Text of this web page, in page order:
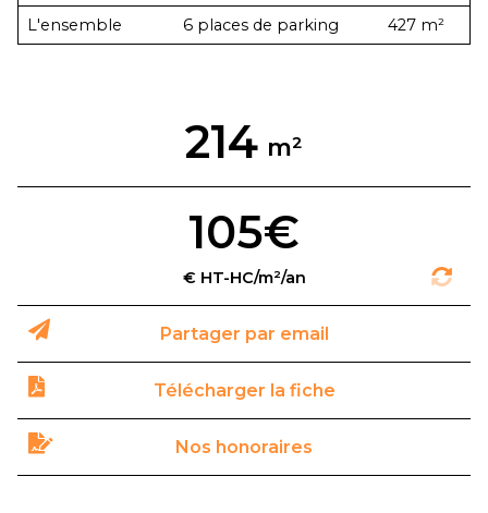
214
105€
Partager par email
Télécharger la fiche
Nos honoraires
L'ensemble
6 places de parking 427 m²